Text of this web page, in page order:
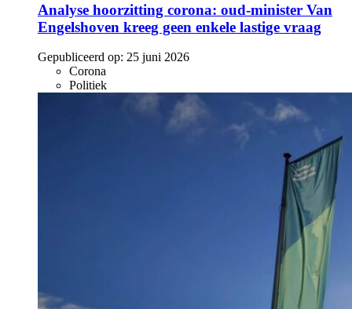
Analyse hoorzitting corona: oud-minister Van
Engelshoven kreeg geen enkele lastige vraag
Gepubliceerd op: 25 juni 2026
Corona
Politiek